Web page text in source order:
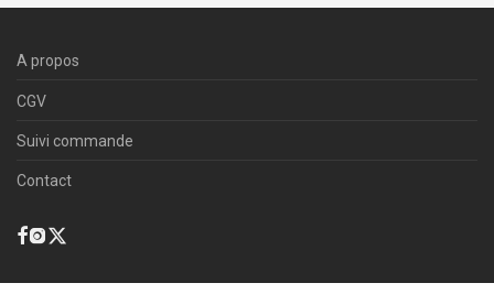
A propos
CGV
Suivi commande
Contact